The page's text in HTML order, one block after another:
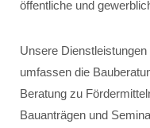
öffentliche und
Unsere
umfassen die
Beratung zu
Bauanträgen und